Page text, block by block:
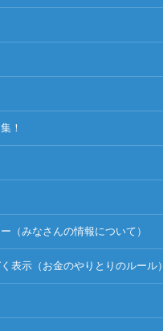
！
（みなさんの情報について）
表示（お金のやりとりのルール）